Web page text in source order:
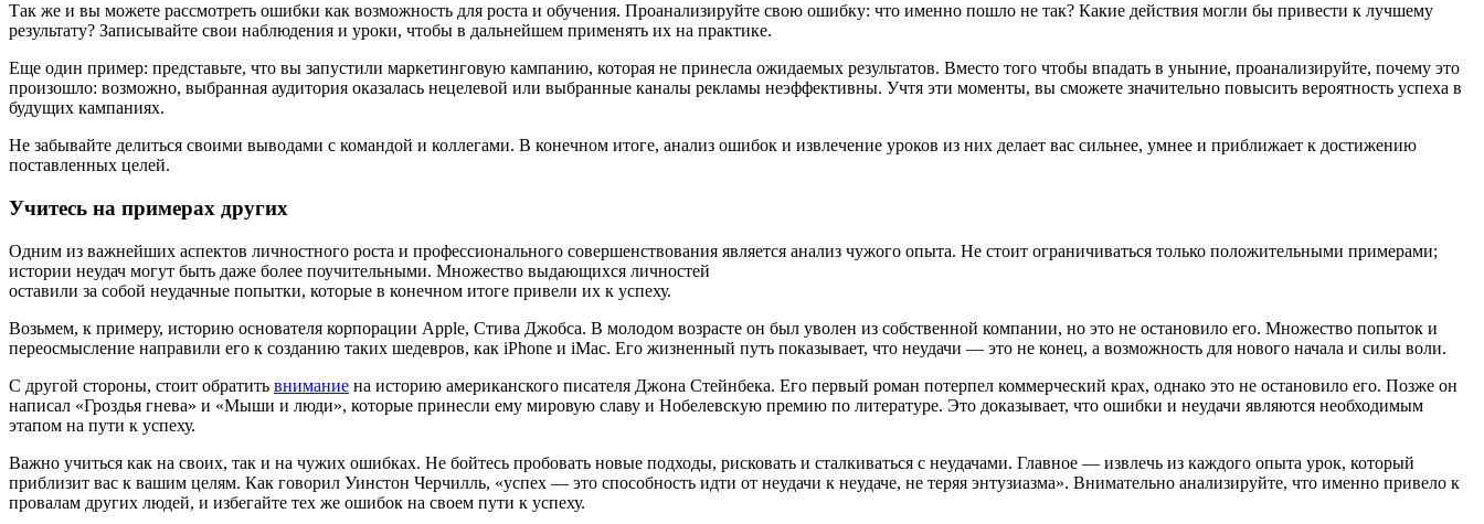
Так же и вы можете рассмотреть ошибки как возможность для роста и обучения. Проанализируйте свою ошибку: что именно пошло не так? Какие действия могли бы привести к лучшему
результату? Записывайте свои наблюдения и уроки, чтобы в дальнейшем применять их на практике.
Еще один пример: представьте, что вы запустили маркетинговую кампанию, которая не принесла ожидаемых результатов. Вместо того чтобы впадать в уныние, проанализируйте, почему это
произошло: возможно, выбранная аудитория оказалась нецелевой или выбранные каналы рекламы неэффективны. Учтя эти моменты, вы сможете значительно повысить вероятность успеха в
будущих кампаниях.
Не забывайте делиться своими выводами с командой и коллегами. В конечном итоге, анализ ошибок и извлечение уроков из них делает вас сильнее, умнее и приближает к достижению
поставленных целей.
Учитесь на примерах других
Одним из важнейших аспектов личностного роста и профессионального совершенствования является анализ чужого опыта. Не стоит ограничиваться только положительными примерами;
истории неудач могут быть даже более поучительными. Множество выдающихся личностей
оставили за собой неудачные попытки, которые в конечном итоге привели их к успеху.
Возьмем, к примеру, историю основателя корпорации Apple, Стива Джобса. В молодом возрасте он был уволен из собственной компании, но это не остановило его. Множество попыток и
переосмысление направили его к созданию таких шедевров, как iPhone и iMac. Его жизненный путь показывает, что неудачи — это не конец, а возможность для нового начала и силы воли.
С другой стороны, стоит обратить внимание на историю американского писателя Джона Стейнбека. Его первый роман потерпел коммерческий крах, однако это не остановило его. Позже он
написал «Гроздья гнева» и «Мыши и люди», которые принесли ему мировую славу и Нобелевскую премию по литературе. Это доказывает, что ошибки и неудачи являются необходимым
этапом на пути к успеху.
Важно учиться как на своих, так и на чужих ошибках. Не бойтесь пробовать новые подходы, рисковать и сталкиваться с неудачами. Главное — извлечь из каждого опыта урок, который
приблизит вас к вашим целям. Как говорил Уинстон Черчилль, «успех — это способность идти от неудачи к неудаче, не теряя энтузиазма». Внимательно анализируйте, что именно привело к
провалам других людей, и избегайте тех же ошибок на своем пути к успеху.